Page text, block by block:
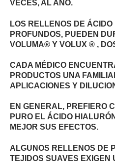
VECES, AL AÑO.
LOS RELLENOS DE
PROFUNDOS, PUEDEN
VOLUMA® Y VOLUX ® ,
CADA MÉDICO
PRODUCTOS UNA
APLICACIONES Y
EN GENERAL, PREFIERO
PURO EL ÁCIDO
MEJOR SUS EFECTOS.
ALGUNOS RELLENOS DE
TEJIDOS SUAVES EXIGEN